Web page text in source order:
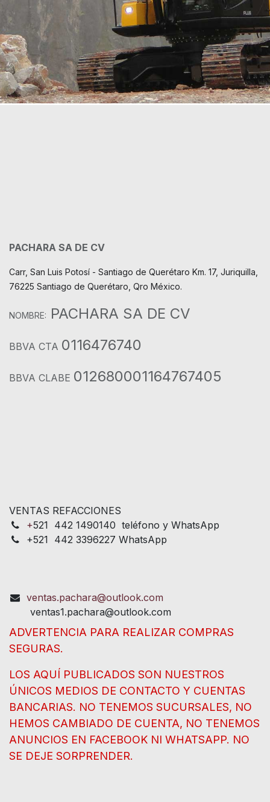
PACHARA SA DE CV
Carr, San Luis Potosí - Santiago de Querétaro Km. 17, Juriquilla,
76225 Santiago de Querétaro, Qro México.
NOMBRE: PACHARA SA DE CV
BBVA CTA 0116476740
BBVA CLABE 012680001164767405
VENTAS REFACCIONES
+521 442 1490140 teléfono y WhatsApp
+521 442 3396227 WhatsApp
ventas.pachara@outlook.com
ventas1.pachara@outlook.com
ADVERTENCIA PARA REALIZAR COMPRAS
SEGURAS.
LOS AQUÍ PUBLICADOS SON NUESTROS
ÚNICOS MEDIOS DE CONTACTO Y CUENTAS
BANCARIAS. NO TENEMOS SUCURSALES, NO
HEMOS CAMBIADO DE CUENTA, NO TENEMOS
ANUNCIOS EN FACEBOOK NI WHATSAPP. NO
SE DEJE SORPRENDER.